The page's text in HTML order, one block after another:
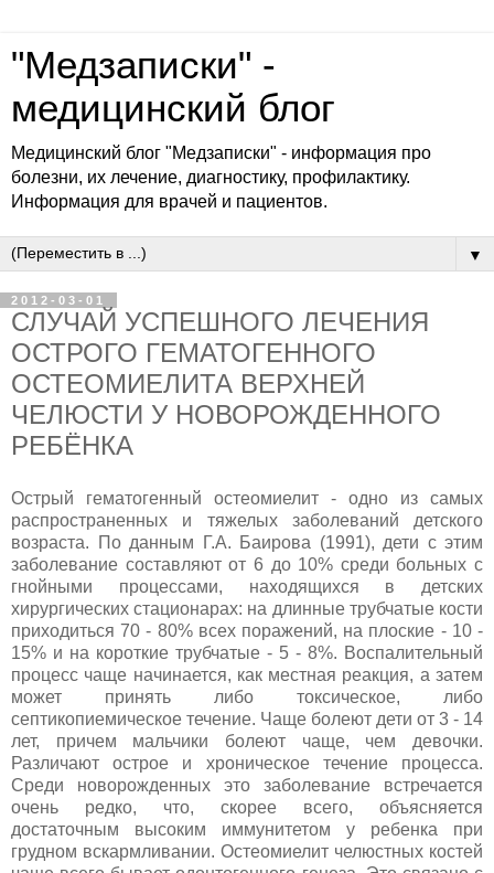
"Медзаписки" -
медицинский блог
Медицинский блог "Медзаписки" - информация про
болезни, их лечение, диагностику, профилактику.
Информация для врачей и пациентов.
▼
2012-03-01
СЛУЧАЙ УСПЕШНОГО ЛЕЧЕНИЯ
ОСТРОГО ГЕМАТОГЕННОГО
ОСТЕОМИЕЛИТА ВЕРХНЕЙ
ЧЕЛЮСТИ У НОВОРОЖДЕННОГО
РЕБЁНКА
Острый гематогенный остеомиелит - одно из самых
распространенных и тяжелых заболеваний детского
возраста. По данным Г.А. Баирова (1991), дети с этим
заболевание составляют от 6 до 10% среди больных с
гнойными процессами, находящихся в детских
хирургических стационарах: на длинные трубчатые кости
приходиться 70 - 80% всех поражений, на плоские - 10 -
15% и на короткие трубчатые - 5 - 8%. Воспалительный
процесс чаще начинается, как местная реакция, а затем
может принять либо токсическое, либо
септикопиемическое течение. Чаще болеют дети от 3 - 14
лет, причем мальчики болеют чаще, чем девочки.
Различают острое и хроническое течение процесса.
Среди новорожденных это заболевание встречается
очень редко, что, скорее всего, объясняется
достаточным высоким иммунитетом у ребенка при
грудном вскармливании. Остеомиелит челюстных костей